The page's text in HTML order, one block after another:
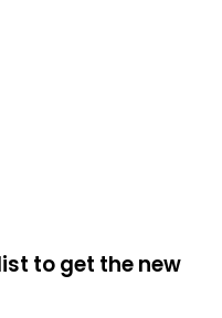
to get the new